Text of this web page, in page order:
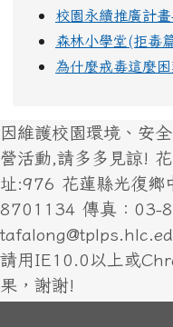
校園永續推廣計
森林小學堂(拒毒
為什麼戒毒這麼
因維護校園環境、安
營活動,請多多見諒!
址:976 花蓮縣光復鄉
8701134 傳真：03-
請用IE10.0以上或
果，謝謝!